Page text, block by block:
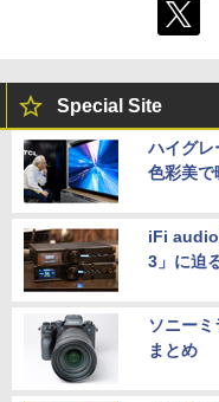
Special Site
ハイグ
色彩美で
iFi audio
3」に迫
ソニー
まとめ